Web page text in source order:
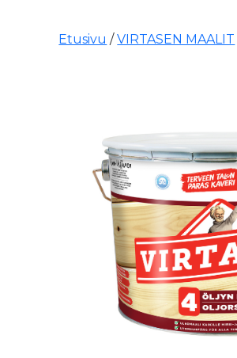
Etusivu /VIRTASEN MAALIT